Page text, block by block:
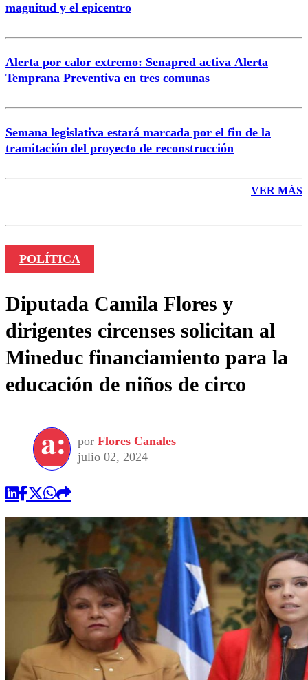
magnitud y el epicentro
Alerta por calor extremo: Senapred activa Alerta
Temprana Preventiva en tres comunas
Semana legislativa estará marcada por el fin de la
tramitación del proyecto de reconstrucción
VER MÁS
POLÍTICA
Diputada Camila Flores y
dirigentes circenses solicitan al
Mineduc financiamiento para la
educación de niños de circo
por Flores Canales
julio 02, 2024